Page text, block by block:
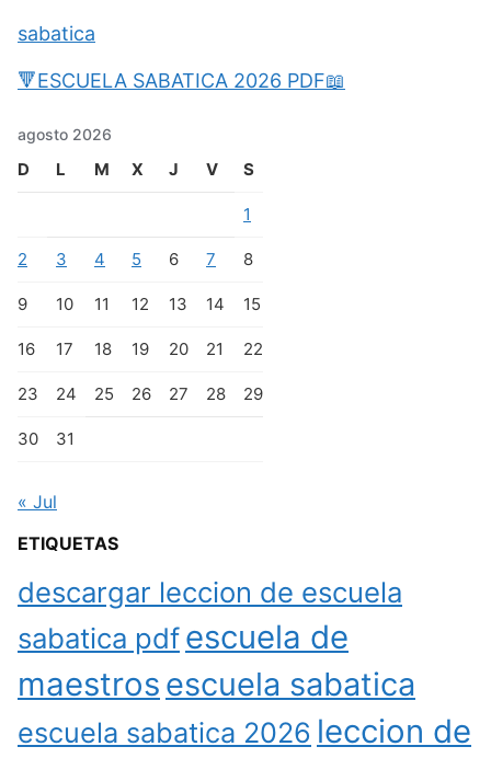
sabatica
🔻ESCUELA SABATICA 2026 PDF📖
agosto 2026
D L M X J V S
1
2 3 4 5 6 7 8
9 10 11 12 13 14 15
16 17 18 19 20 21 22
23 24 25 26 27 28 29
30 31
« Jul
ETIQUETAS
descargar leccion de escuela
sabatica pdfescuela de
maestros escuela sabatica
escuela sabatica 2026 leccion de